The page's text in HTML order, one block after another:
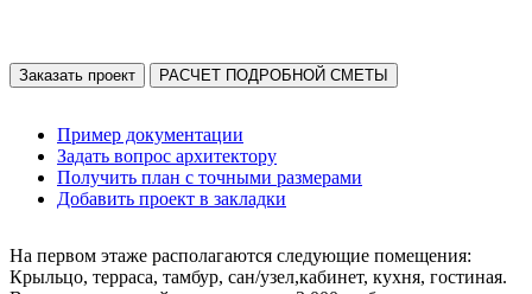
Заказать проект РАСЧЕТ ПОДРОБНОЙ СМЕТЫ
Пример документации
Задать вопрос архитектору
Получить план с точными размерами
Добавить проект в закладки
На первом этаже располагаются следующие помещения:
Крыльцо, терраса, тамбур, сан/узел,кабинет, кухня, гостиная.